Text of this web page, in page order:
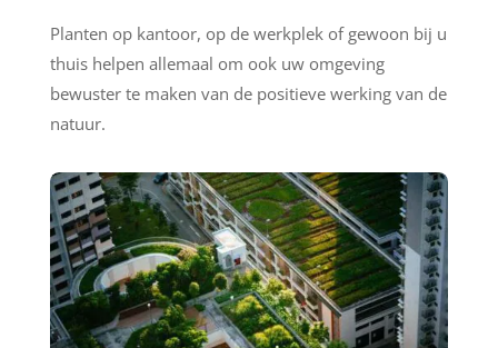
Planten op kantoor, op de werkplek of gewoon bij u
thuis helpen allemaal om ook uw omgeving
bewuster te maken van de positieve werking van de
natuur.